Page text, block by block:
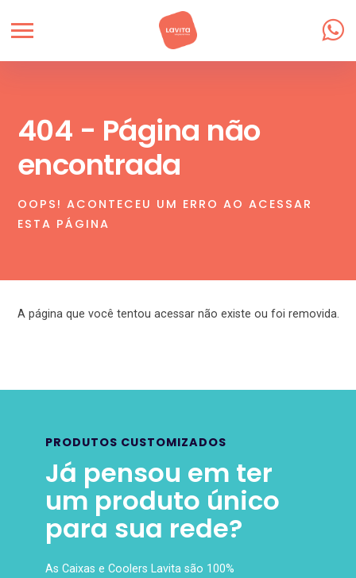
404 - Página não
encontrada
OOPS! ACONTECEU UM ERRO AO ACESSAR
ESTA PÁGINA
A página que você tentou acessar não existe ou foi removida.
PRODUTOS CUSTOMIZADOS
Já pensou em ter
um produto único
para sua rede?
As Caixas e Coolers Lavita são 100%